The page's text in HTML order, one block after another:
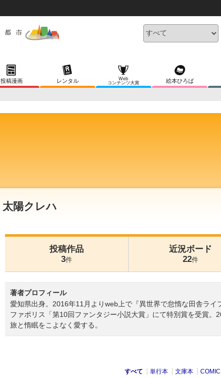
投稿漫画 レンタル
Web
コンテンツ大賞
絵本ひろば
太陽クレハ
投稿作品
3件
近況ボード
22件
著者プロフィール
愛知県出身。2016年11月よりweb上で『異世界で怠惰な田舎ラ
ファポリス「第10回ファンタジー小説大賞」にて特別賞を受賞。
旅と惰眠をこよなく愛する。
すべて 単行本 文庫本